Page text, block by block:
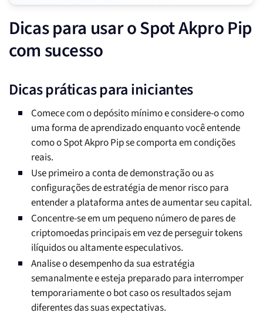
Dicas para usar o Spot Akpro Pip
com sucesso
Dicas práticas para iniciantes
Comece com o depósito mínimo e considere-o como
uma forma de aprendizado enquanto você entende
como o Spot Akpro Pip se comporta em condições
reais.
Use primeiro a conta de demonstração ou as
configurações de estratégia de menor risco para
entender a plataforma antes de aumentar seu capital.
Concentre-se em um pequeno número de pares de
criptomoedas principais em vez de perseguir tokens
ilíquidos ou altamente especulativos.
Analise o desempenho da sua estratégia
semanalmente e esteja preparado para interromper
temporariamente o bot caso os resultados sejam
diferentes das suas expectativas.